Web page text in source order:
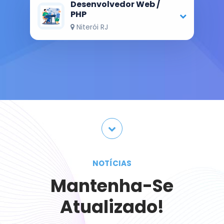
de guias para pagamento
de Fiscalização
Desenvolvedor Web /
PHP
Niterói RJ
NOTÍCIAS
Mantenha-Se
Atualizado!